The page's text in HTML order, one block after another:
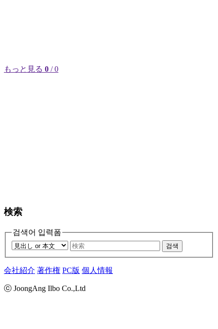
もっと見る 0 / 0
検索
검색어 입력폼
검색
会社紹介 著作権 PC版 個人情報
ⓒ JoongAng Ilbo Co.,Ltd